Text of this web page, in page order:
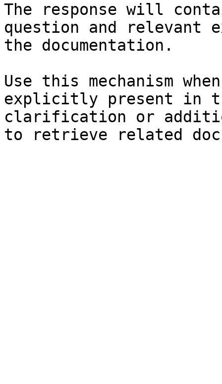
The response will
question and relevant
the documentation.
Use this mechanism
explicitly present in
clarification or